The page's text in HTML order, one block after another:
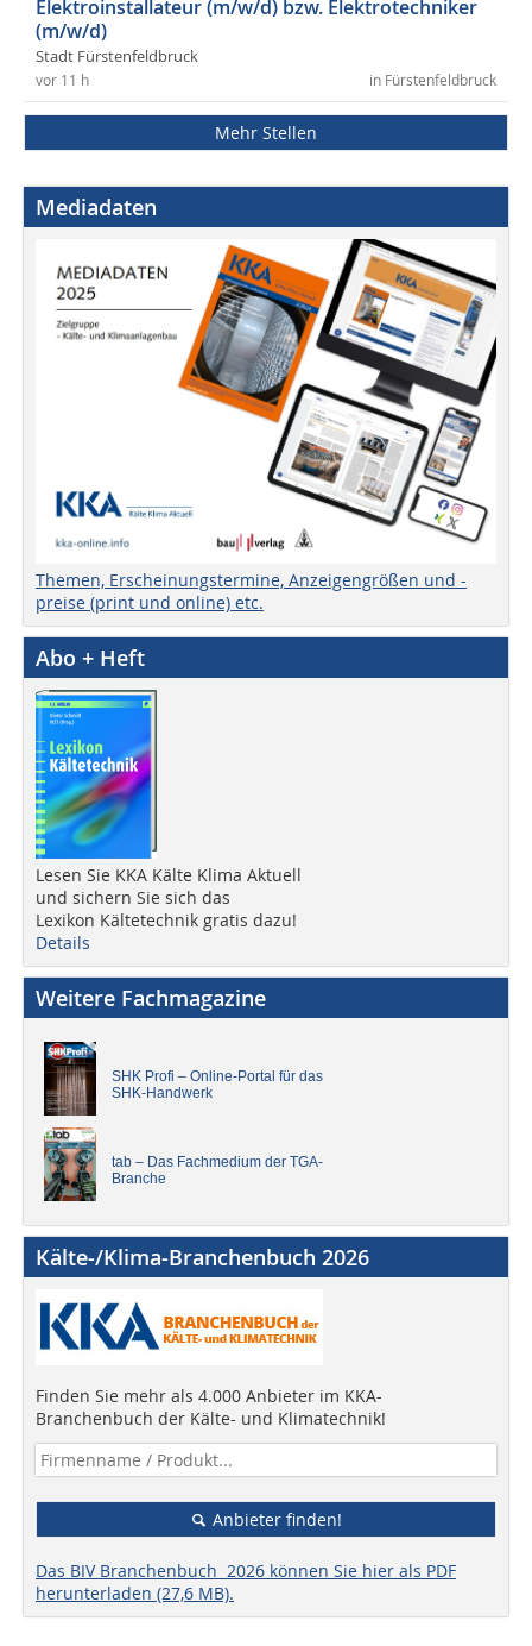
Elektroinstallateur (m/w/d) bzw. Elektrotechniker
(m/w/d)
Stadt Fürstenfeldbruck
in Fürstenfeldbruck
vor 11 h
Mehr Stellen
Mediadaten
Themen, Erscheinungstermine, Anzeigengrößen und -
preise (print und online) etc.
Abo + Heft
Lesen Sie KKA Kälte Klima Aktuell
und sichern Sie sich das
Lexikon Kältetechnik gratis dazu!
Details
Weitere Fachmagazine
SHK Profi – Online-Portal für das
SHK-Handwerk
tab – Das Fachmedium der TGA-
Branche
Kälte-/Klima-Branchenbuch 2026
Finden Sie mehr als 4.000 Anbieter im KKA-
Branchenbuch der Kälte- und Klimatechnik!
Anbieter finden!
Das BIV Branchenbuch 2026 können Sie hier als PDF
herunterladen (27,6 MB).